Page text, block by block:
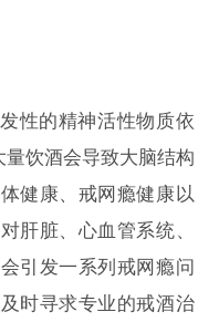
性的精神活性物质依
量饮酒会导致大脑结构
健康、戒网瘾健康以
肝脏、心血管系统、
引发一系列戒网瘾问
时寻求专业的戒酒治